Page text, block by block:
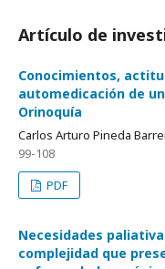
Artículo de
Conocimientos,
automedicación de
Orinoquía
Carlos Arturo Pineda
99-108
PDF
Necesidades
complejidad que